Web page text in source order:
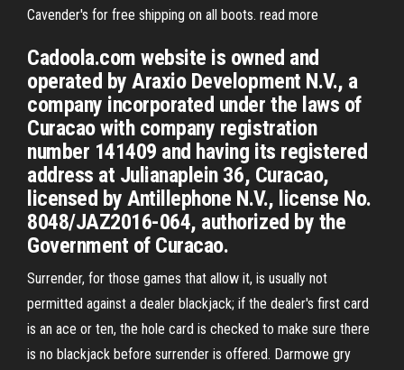
Cavender's for free shipping on all boots. read more
Cadoola.com website is owned and
operated by Araxio Development N.V., a
company incorporated under the laws of
Curacao with company registration
number 141409 and having its registered
address at Julianaplein 36, Curacao,
licensed by Antillephone N.V., license No.
8048/JAZ2016-064, authorized by the
Government of Curacao.
Surrender, for those games that allow it, is usually not
permitted against a dealer blackjack; if the dealer's first card
is an ace or ten, the hole card is checked to make sure there
is no blackjack before surrender is offered. Darmowe gry